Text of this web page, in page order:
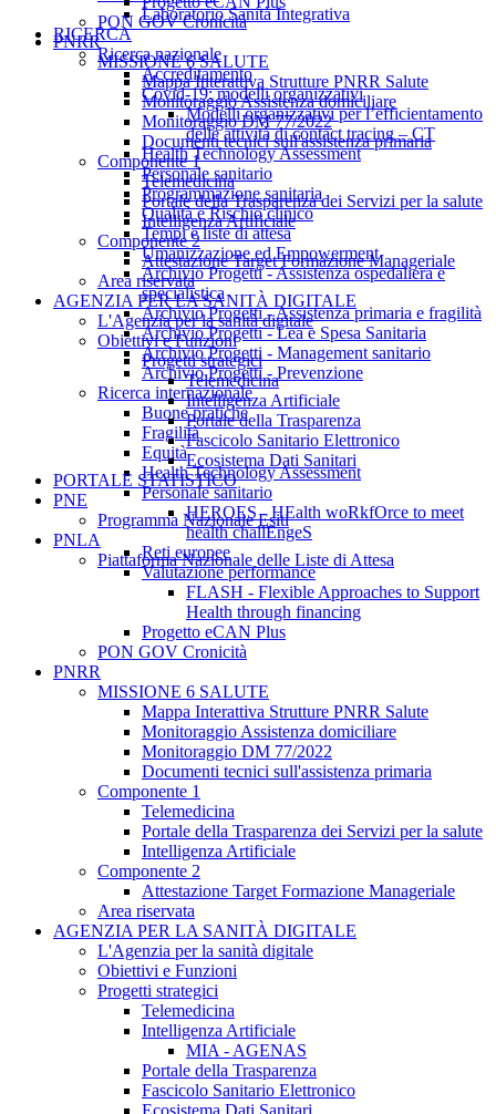
PON GOV Cronicità
PNRR
MISSIONE 6 SALUTE
Mappa Interattiva Strutture PNRR Salute
Monitoraggio Assistenza domiciliare
Monitoraggio DM 77/2022
Documenti tecnici sull'assistenza primaria
Componente 1
Telemedicina
Portale della Trasparenza dei Servizi per la salute
Intelligenza Artificiale
Componente 2
Attestazione Target Formazione Manageriale
Area riservata
AGENZIA PER LA SANITÀ DIGITALE
L'Agenzia per la sanità digitale
Obiettivi e Funzioni
Progetti strategici
Telemedicina
Intelligenza Artificiale
Portale della Trasparenza
Fascicolo Sanitario Elettronico
Ecosistema Dati Sanitari
PORTALE STATISTICO
PNE
Programma Nazionale Esiti
PNLA
Piattaforma Nazionale delle Liste di Attesa
Laboratorio Sanità Integrativa
RICERCA
Ricerca nazionale
Accreditamento
Covid-19: modelli organizzativi
Modelli organizzativi per l’efficientamento
delle attività di contact tracing – CT
Health Technology Assessment
Personale sanitario
Programmazione sanitaria
Qualità e Rischio clinico
Tempi e liste di attesa
Umanizzazione ed Empowerment
Archivio Progetti - Assistenza ospedaliera e
specialistica
Archivio Progetti - Assistenza primaria e fragilità
Archivio Progetti - Lea e Spesa Sanitaria
Archivio Progetti - Management sanitario
Archivio Progetti - Prevenzione
Ricerca internazionale
Buone pratiche
Fragilità
Equità
Health Technology Assessment
Personale sanitario
HEROES - HEalth woRkfOrce to meet
health challEngeS
Reti europee
Valutazione performance
FLASH - Flexible Approaches to Support
Health through financing
Progetto eCAN Plus
PON GOV Cronicità
PNRR
MISSIONE 6 SALUTE
Mappa Interattiva Strutture PNRR Salute
Monitoraggio Assistenza domiciliare
Monitoraggio DM 77/2022
Documenti tecnici sull'assistenza primaria
Componente 1
Telemedicina
Portale della Trasparenza dei Servizi per la salute
Intelligenza Artificiale
Componente 2
Attestazione Target Formazione Manageriale
Area riservata
AGENZIA PER LA SANITÀ DIGITALE
L'Agenzia per la sanità digitale
Obiettivi e Funzioni
Progetti strategici
Telemedicina
Intelligenza Artificiale
MIA - AGENAS
Portale della Trasparenza
Fascicolo Sanitario Elettronico
Ecosistema Dati Sanitari